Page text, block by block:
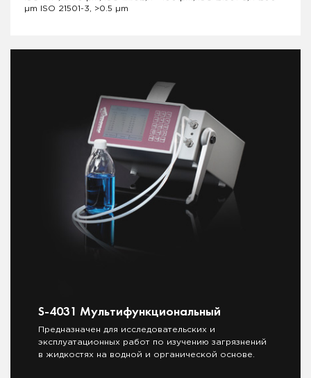
µm ISO 21501-3, >0.5 µm
S-4031 Мультифункциональный
Предназначен для исследовательских и
эксплуатационных работ по изучению загрязнений
в жидкостях на водной и органической основе.